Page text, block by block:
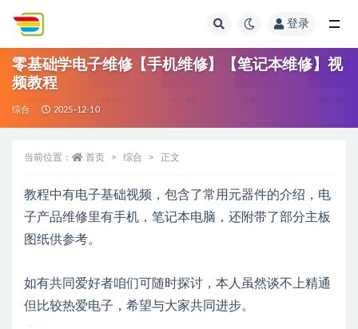
登录
零基础学电子维修【手机维修】【笔记本维修】视
频教程
综合 2025-12-10
当前位置： 首页 综合 正文
教程中有电子基础视频，包含了常用元器件的介绍，电
子产品维修里有手机，笔记本电脑，还附带了部分主板
图纸供参考。
如有共同爱好者咱们可随时探讨，本人虽然谈不上精通
但比较热爱电子，希望与大家共同进步。